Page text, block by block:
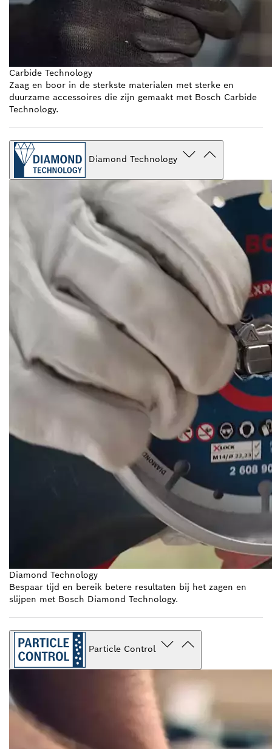
Carbide Technology
Zaag en boor in de sterkste materialen met sterke en
duurzame accessoires die zijn gemaakt met Bosch Carbide
Technology.
Diamond Technology
Diamond Technology
Bespaar tijd en bereik betere resultaten bij het zagen en
slijpen met Bosch Diamond Technology.
Particle Control